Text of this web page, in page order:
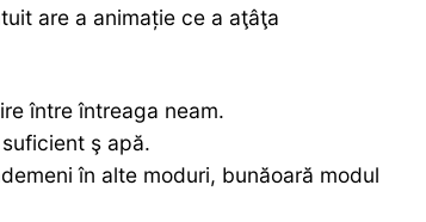
are a animație ce a aţâţa
între întreaga neam.
ş apă.
în alte moduri, bunăoară modul